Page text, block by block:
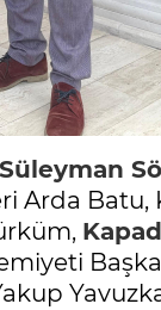
Süleyman
Arda Batu,